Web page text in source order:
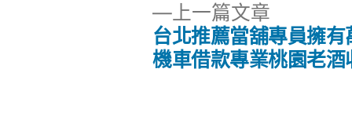
上一篇文章
一
篇
台北推薦當舖專員擁有
機車借款專業桃園老酒